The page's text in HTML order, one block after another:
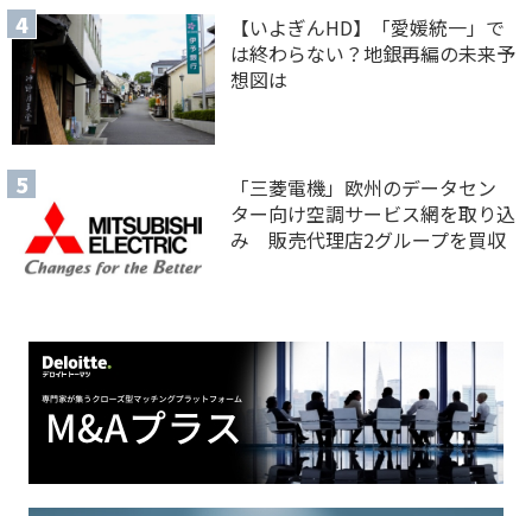
【いよぎんHD】「愛媛統一」で
は終わらない？地銀再編の未来予
想図は
「三菱電機」欧州のデータセン
ター向け空調サービス網を取り込
み 販売代理店2グループを買収